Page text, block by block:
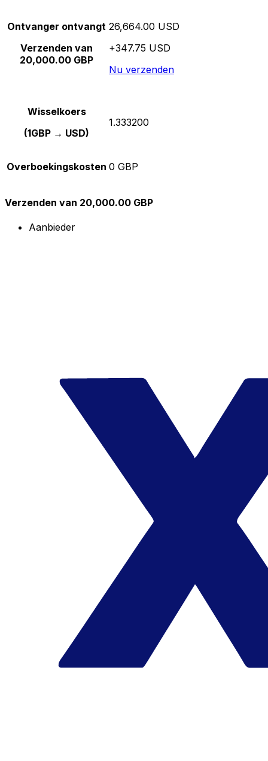
Ontvanger ontvangt
Verzenden van
20,000.00 GBP
26,664.00 USD
+347.75 USD
Nu verzenden
Wisselkoers
(1GBP → USD)
1.333200
Overboekingskosten 0 GBP
Verzenden van 20,000.00 GBP
Aanbieder